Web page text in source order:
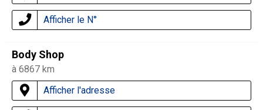
Afficher le N°
Body Shop
à 6867 km
Afficher l'adresse